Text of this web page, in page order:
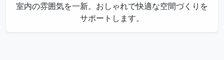
室内の雰囲気を一新。おしゃれで快適な空間づくりを
サポートします。